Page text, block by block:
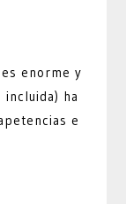
enorme y
ha
e